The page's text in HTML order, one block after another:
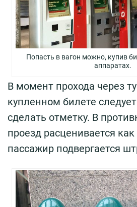
Попасть в вагон можно, купив
аппаратах.
В момент прохода через
купленном билете
сделать отметку. В
проезд расценивается
пассажир подвергается